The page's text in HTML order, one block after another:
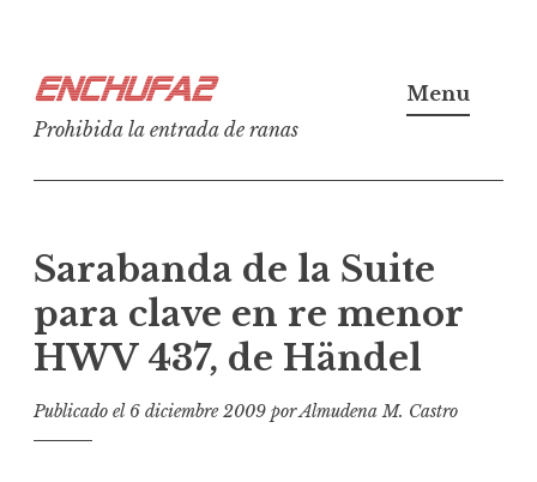
al
contenido
Enchufa2
Prohibida la entrada de ranas
Menu
Sarabanda de la Suite
para clave en re menor
HWV 437, de Händel
Publicado el 6 diciembre 2009 porAlmudena M. Castro